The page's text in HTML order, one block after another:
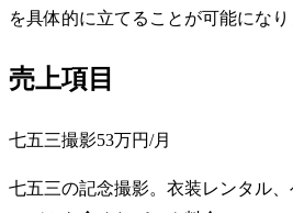
を具体的に立てることが可能になり
売上項目
七五三撮影53万円/月
七五三の記念撮影。衣装レンタル